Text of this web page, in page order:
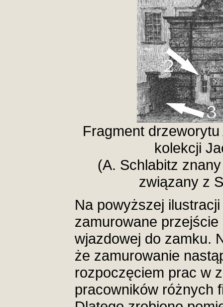
Fragment
kolekcji
(A. Schlabitz
związany z
Na powyższej ilustracji
zamurowane
wjazdowej do zamku.
że zamurowanie
rozpoczęciem prac w
pracowników różnych